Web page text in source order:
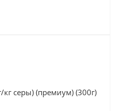
серы) (премиум) (300г)